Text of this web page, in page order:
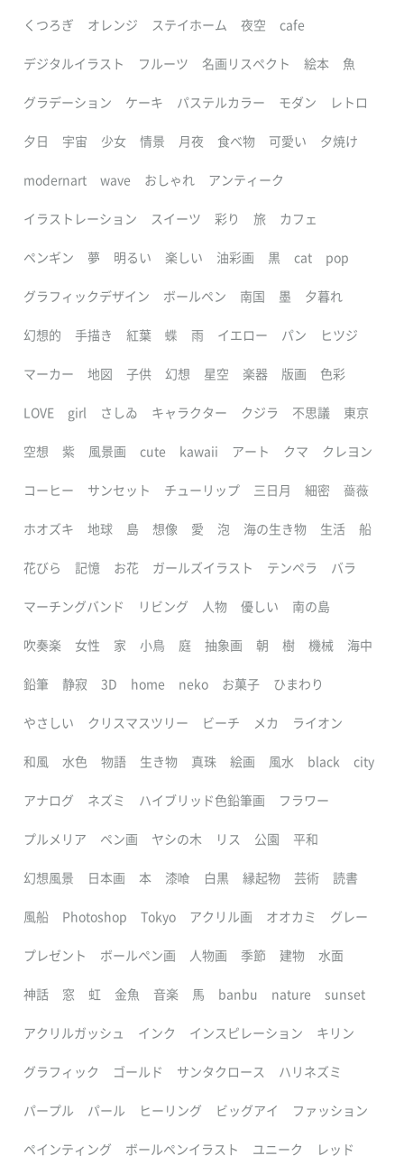
くつろぎ オレンジ ステイホーム 夜空 cafe
デジタルイラスト フルーツ 名画リスペクト 絵本 魚
グラデーション ケーキ パステルカラー モダン レトロ
夕日 宇宙 少女 情景 月夜 食べ物 可愛い 夕焼け
modernart wave おしゃれ アンティーク
イラストレーション スイーツ 彩り 旅 カフェ
ペンギン 夢 明るい 楽しい 油彩画 黒 cat pop
グラフィックデザイン ボールペン 南国 墨 夕暮れ
幻想的 手描き 紅葉 蝶 雨 イエロー パン ヒツジ
マーカー 地図 子供 幻想 星空 楽器 版画 色彩
LOVE girl さしゐ キャラクター クジラ 不思議 東京
空想 紫 風景画 cute kawaii アート クマ クレヨン
コーヒー サンセット チューリップ 三日月 細密 薔薇
ホオズキ 地球 島 想像 愛 泡 海の生き物 生活 船
花びら 記憶 お花 ガールズイラスト テンペラ バラ
マーチングバンド リビング 人物 優しい 南の島
吹奏楽 女性 家 小鳥 庭 抽象画 朝 樹 機械 海中
鉛筆 静寂 3D home neko お菓子 ひまわり
やさしい クリスマスツリー ビーチ メカ ライオン
和風 水色 物語 生き物 真珠 絵画 風水 black city
アナログ ネズミ ハイブリッド色鉛筆画 フラワー
プルメリア ペン画 ヤシの木 リス 公園 平和
幻想風景 日本画 本 漆喰 白黒 縁起物 芸術 読書
風船 Photoshop Tokyo アクリル画 オオカミ グレー
プレゼント ボールペン画 人物画 季節 建物 水面
神話 窓 虹 金魚 音楽 馬 banbu nature sunset
アクリルガッシュ インク インスピレーション キリン
グラフィック ゴールド サンタクロース ハリネズミ
パープル パール ヒーリング ビッグアイ ファッション
ペインティング ボールペンイラスト ユニーク レッド